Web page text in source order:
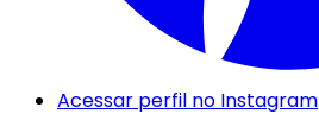
Acessar perfil no Instagram